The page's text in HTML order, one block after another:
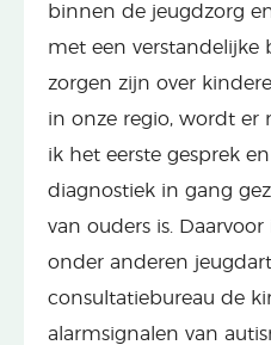
binnen de jeugdzorg
met een verstandelijke
zorgen zijn over
in onze regio, wordt er
ik het eerste gesprek
diagnostiek in gang
van ouders is.
onder anderen
consultatiebureau de
alarmsignalen van